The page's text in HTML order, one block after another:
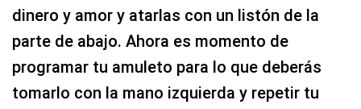
dinero y amor y atarlas con un listón de la
parte de abajo. Ahora es momento de
programar tu amuleto para lo que deberás
tomarlo con la mano izquierda y repetir tu